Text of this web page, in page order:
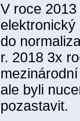
V roce
do
r. 2018 3x
ale byli
pozastavit.